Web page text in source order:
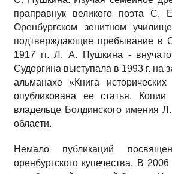
праправнук великого поэта
Оренбургском зенитном
подтверждающие пребывание в
1917 гг. Л. А. Пушкина -
Судоргина выступала в 1993 г.
альманахе «Книга
опубликована ее статья.
владельце Болдинского имения
области.
Немало публикаций
оренбургского купечества. В